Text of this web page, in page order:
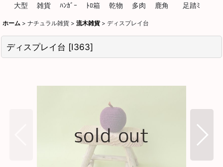
大型 雑貨 ﾊﾝｶﾞｰ ﾄﾛ箱 乾物 多肉 鹿角 足踏ﾐ
ホーム > ナチュラル雑貨 > 流木雑貨 > ディスプレイ台
ディスプレイ台 [I363]